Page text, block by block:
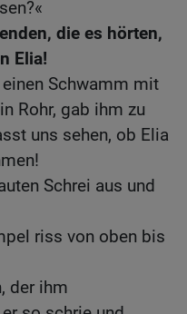
die es hörten,
Elia!
Schwamm mit
Rohr, gab ihm zu
uns sehen, ob Elia
Schrei aus und
riss von oben bis
der ihm